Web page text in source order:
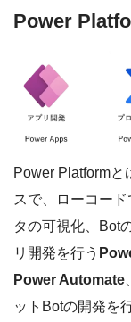
Power
Power Platformと
スで、ローコー
タの可視化、Bot
リ開発を行う
Power Automate
ットBotの開発を